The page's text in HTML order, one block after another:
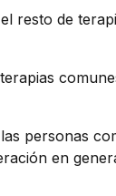
resto de
personas
en